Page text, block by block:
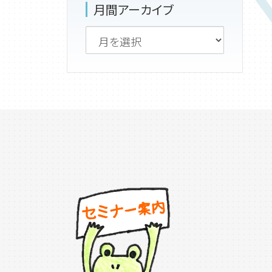
月間アーカイブ